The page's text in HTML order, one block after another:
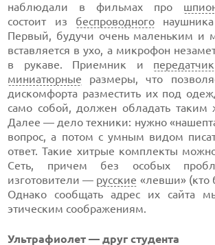
наблюдали в фильмах про
состоит из беспроводного
Первый, будучи очень маленьким и
вставляется в ухо, а микрофон
в рукаве. Приемник и передатчик
миниатюрные размеры, что
дискомфорта разместить их под
само собой, должен обладать таким
Далее — дело техники: нужно
вопрос, а потом с умным видом
ответ. Такие хитрые комплекты
Сеть, причем без особых
изготовители — русские «левши» (кто
Однако сообщать адрес их сайта
этическим соображениям.
Ультрафиолет — друг студента